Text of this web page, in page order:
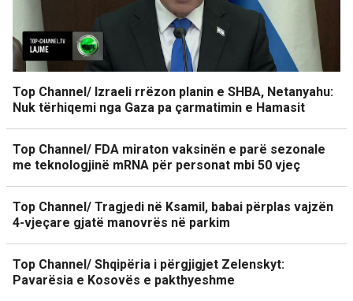
Top Channel/ Izraeli rrëzon planin e SHBA, Netanyahu:
Nuk tërhiqemi nga Gaza pa çarmatimin e Hamasit
Top Channel/ FDA miraton vaksinën e parë sezonale
me teknologjinë mRNA për personat mbi 50 vjeç
Top Channel/ Tragjedi në Ksamil, babai përplas vajzën
4-vjeçare gjatë manovrës në parkim
Top Channel/ Shqipëria i përgjigjet Zelenskyt:
Pavarësia e Kosovës e pakthyeshme